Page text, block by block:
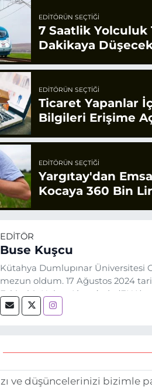
EDITÖRÜN SEÇTIĞI
7 Saatlik Yolculuk
Dakikaya
EDITÖRÜN SEÇTIĞI
Ticaret Yapanlar
Bilgileri Erişime
EDITÖRÜN SEÇTIĞI
Yargıtay'dan
Kocaya 360 Bin
EDITÖR
Buse Kuşcu
Kütahya Dumlupınar Üniversitesi
mezun oldum. 17 Ağustos 2024
Eskişehir Haber Ajansı’nda
biri olan merak duygusunun